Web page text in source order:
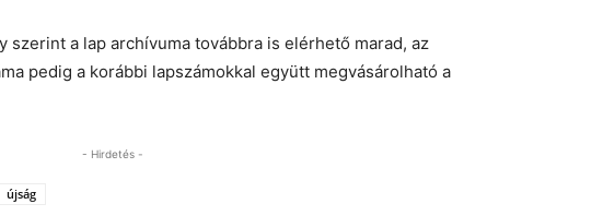
szerint a lap archívuma továbbra is elérhető marad, az
pedig a korábbi lapszámokkal együtt megvásárolható a
- Hirdetés -
újság